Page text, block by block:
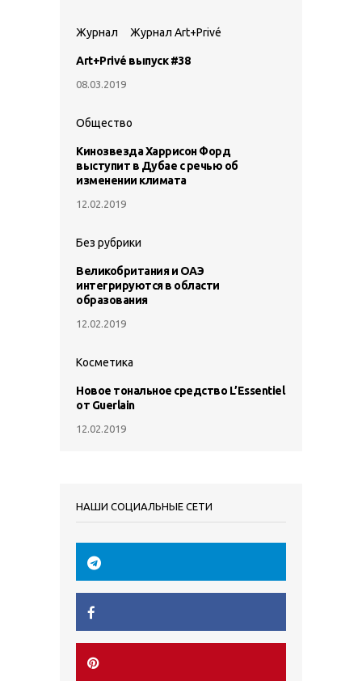
Журнал Журнал Art+Privé
Art+Privé выпуск #38
08.03.2019
Общество
Кинозвезда Харрисон Форд
выступит в Дубае с речью об
изменении климата
12.02.2019
Без рубрики
Великобритания и ОАЭ
интегрируются в области
образования
12.02.2019
Косметика
Новое тональное средство L’Essentiel
от Guerlain
12.02.2019
НАШИ СОЦИАЛЬНЫЕ СЕТИ